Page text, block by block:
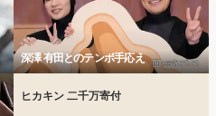
深澤 有田とのテンポ手応え
ヒカキン 二千万寄付